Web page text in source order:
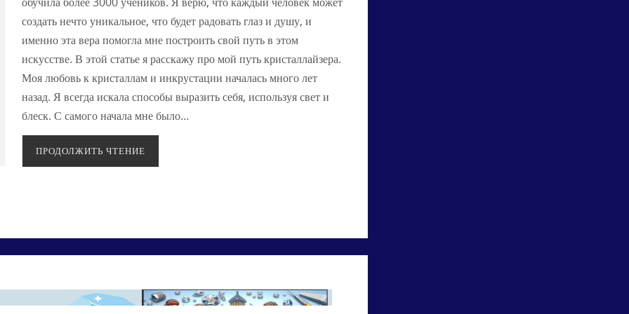
создать нечто уникальное, что будет радовать глаз и душу, и
именно эта вера помогла мне построить свой путь в этом
искусстве. В этой статье я расскажу про мой путь кристаллайзера.
Моя любовь к кристаллам и инкрустации началась много лет
назад. Я всегда искала способы выразить себя, используя свет и
блеск. С самого начала мне было…
ПРОДОЛЖИТЬ ЧТЕНИЕ